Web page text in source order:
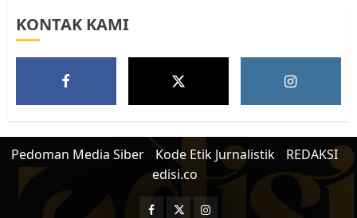
KONTAK KAMI
Pedoman Media Siber Kode Etik Jurnalistik
REDAKSI
edisi.co
Facebook
TwitterInstagram